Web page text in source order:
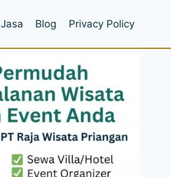
Jasa Blog Privacy Policy